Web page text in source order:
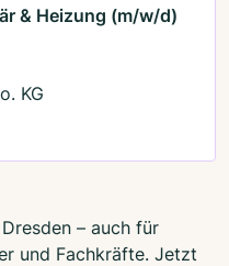
& Heizung (m/w/d)
KG
– auch für
und Fachkräfte. Jetzt